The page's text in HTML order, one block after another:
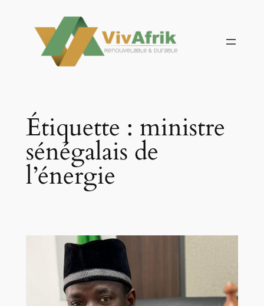
contenu
Étiquette : ministre
sénégalais de
l’énergie